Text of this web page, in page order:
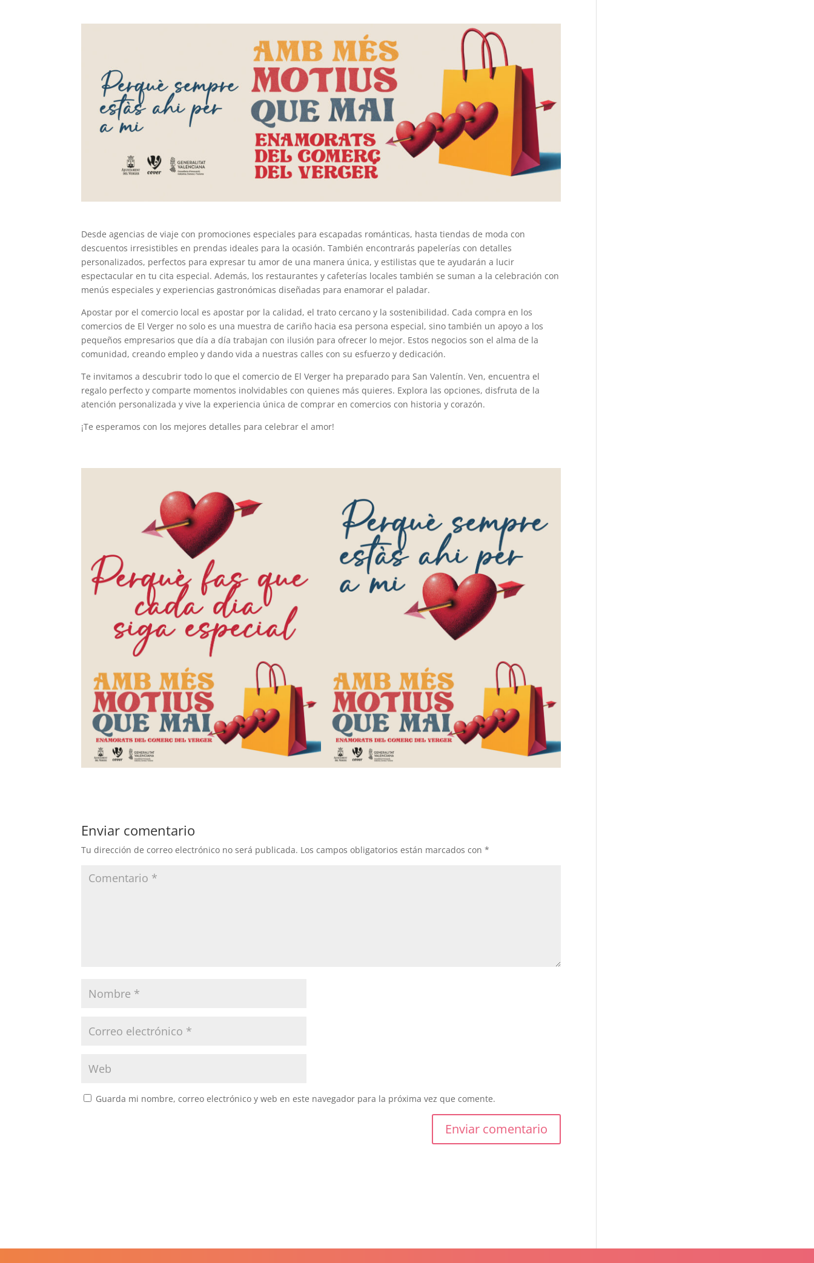
Desde agencias de viaje con promociones especiales para escapadas románticas, hasta tiendas de moda con
descuentos irresistibles en prendas ideales para la ocasión. También encontrarás papelerías con detalles
personalizados, perfectos para expresar tu amor de una manera única, y estilistas que te ayudarán a lucir
espectacular en tu cita especial. Además, los restaurantes y cafeterías locales también se suman a la celebración con
menús especiales y experiencias gastronómicas diseñadas para enamorar el paladar.
Apostar por el comercio local es apostar por la calidad, el trato cercano y la sostenibilidad. Cada compra en los
comercios de El Verger no solo es una muestra de cariño hacia esa persona especial, sino también un apoyo a los
pequeños empresarios que día a día trabajan con ilusión para ofrecer lo mejor. Estos negocios son el alma de la
comunidad, creando empleo y dando vida a nuestras calles con su esfuerzo y dedicación.
Te invitamos a descubrir todo lo que el comercio de El Verger ha preparado para San Valentín. Ven, encuentra el
regalo perfecto y comparte momentos inolvidables con quienes más quieres. Explora las opciones, disfruta de la
atención personalizada y vive la experiencia única de comprar en comercios con historia y corazón.
¡Te esperamos con los mejores detalles para celebrar el amor!
Enviar comentario
Tu dirección de correo electrónico no será publicada. Los campos obligatorios están marcados con*
Guarda mi nombre, correo electrónico y web en este navegador para la próxima vez que comente.